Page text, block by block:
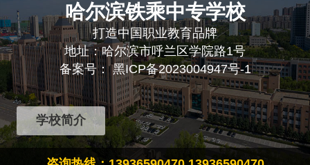
哈尔滨铁乘中专学校
打造中国职业教育品牌
地址：哈尔滨市呼兰区学院路1号
备案号：黑ICP备2023004947号-1
学校简介